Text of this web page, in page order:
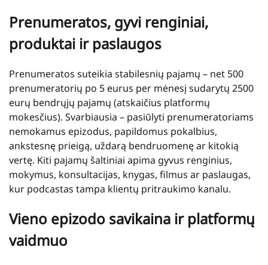
Prenumeratos, gyvi renginiai,
produktai ir paslaugos
Prenumeratos suteikia stabilesnių pajamų – net 500
prenumeratorių po 5 eurus per mėnesį sudarytų 2500
eurų bendrųjų pajamų (atskaičius platformų
mokesčius). Svarbiausia – pasiūlyti prenumeratoriams
nemokamus epizodus, papildomus pokalbius,
ankstesnę prieigą, uždarą bendruomenę ar kitokią
vertę. Kiti pajamų šaltiniai apima gyvus renginius,
mokymus, konsultacijas, knygas, filmus ar paslaugas,
kur podcastas tampa klientų pritraukimo kanalu.
Vieno epizodo savikaina ir platformų
vaidmuo